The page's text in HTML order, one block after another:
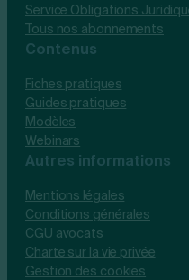
Service Obligations
Tous nos abonnements
Contenus
Fiches pratiques
Guides pratiques
Modèles
Webinars
Autres informations
Mentions légales
Conditions générales
CGU avocats
Charte sur la vie privée
Gestion des cookies